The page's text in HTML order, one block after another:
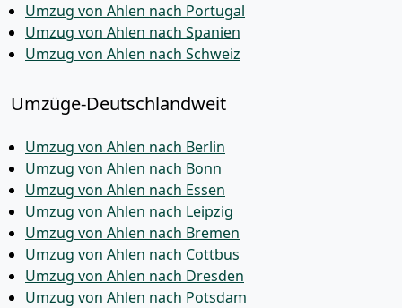
Umzug von Ahlen nach Portugal
Umzug von Ahlen nach Spanien
Umzug von Ahlen nach Schweiz
Umzüge-Deutschlandweit
Umzug von Ahlen nach Berlin
Umzug von Ahlen nach Bonn
Umzug von Ahlen nach Essen
Umzug von Ahlen nach Leipzig
Umzug von Ahlen nach Bremen
Umzug von Ahlen nach Cottbus
Umzug von Ahlen nach Dresden
Umzug von Ahlen nach Potsdam